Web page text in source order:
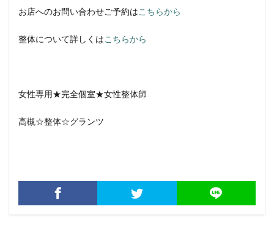
お店へのお問い合わせご予約はこちらから
整体について詳しくはこちらから
女性専用★完全個室★女性整体師
高槻☆整体☆グランツ